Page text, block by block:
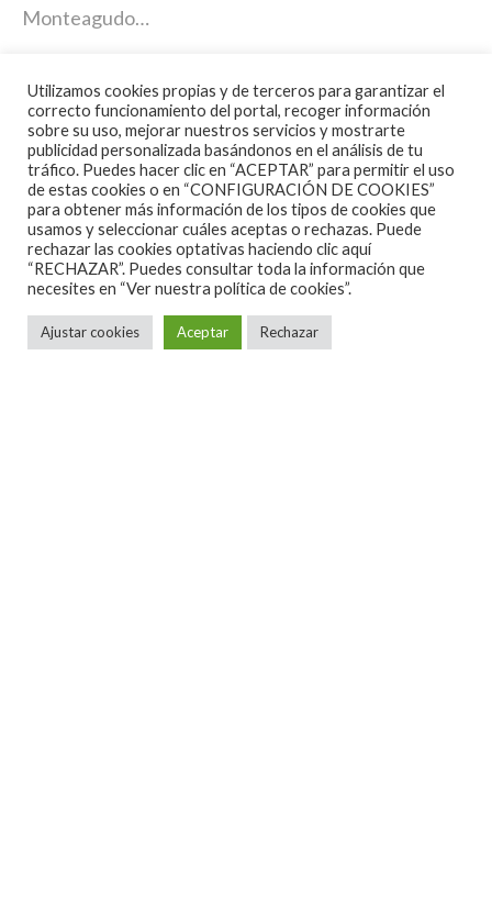
Monteagudo…
Utilizamos cookies propias y de terceros para garantizar el
correcto funcionamiento del portal, recoger información
sobre su uso, mejorar nuestros servicios y mostrarte
publicidad personalizada basándonos en el análisis de tu
tráfico. Puedes hacer clic en “ACEPTAR” para permitir el uso
de estas cookies o en “CONFIGURACIÓN DE COOKIES”
para obtener más información de los tipos de cookies que
usamos y seleccionar cuáles aceptas o rechazas. Puede
rechazar las cookies optativas haciendo clic aquí
“RECHAZAR”. Puedes consultar toda la información que
necesites en “Ver nuestra política de cookies”.
Ajustar cookies Aceptar Rechazar